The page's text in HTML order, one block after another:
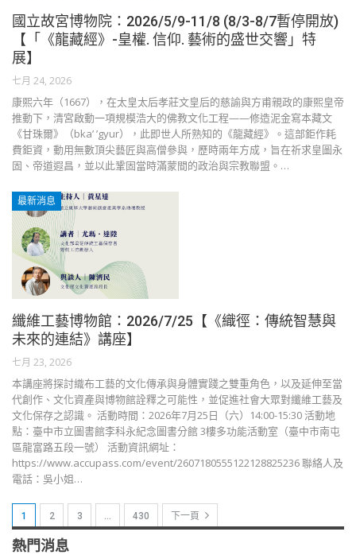
國立故宮博物院：2026/5/9-11/8 (8/3-8/7暫停開放)
【「《龍藏經》-皇權. 信仰. 藝術的盛世交響」特
展】
七月 24, 2026
康熙六年（1667），在太皇太后孝莊文皇后的慈諭與方甫親政的康熙皇帝
推動下，清宮啟動一項規模浩大的佛教文化工程——修造泥金寫本藏文
《甘珠爾》（bka’ ’gyur），此即世人所熟知的《龍藏經》。這部鉅作耗
費鉅資，動用無數頂尖藝匠與高僧參與，歷時兩年方成，旨在祈求皇圖永
固、帝道遐昌，並以此鞏固當時滿蒙間的政治與宗教聯盟。…
最新消息
纖維工藝博物館：2026/7/25【《織徑：傳統智慧與
未來的連結》講座】
七月 23, 2026
本講座將探討織布工藝的文化傳承與身體實踐之雙重角色，以及延伸至當
代創作、文化資產與博物館詮釋之可能性，並促進社會大眾對纖維工藝及
文化保存之認識。 活動時間：2026年7月25日（六）14:00-15:30 活動地
點：臺中市立圖書館李科永紀念圖書分館 3樓多功能活動室（臺中市南屯
區龍富路五段一號） 活動資訊網址：
https://www.accupass.com/event/2607180555122128825236 聯絡人及
電話：吳小姐…
1 2 3 430 下一頁
熱門消息